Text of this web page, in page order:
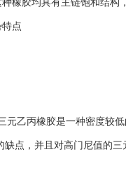
橡胶均具有主链饱和结
点
乙丙橡胶是一种密度较低
点，并且对高门尼值的